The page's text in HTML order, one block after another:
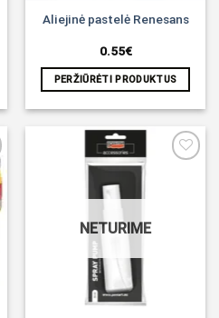
Aliejinė pastelė Renesans
0.55€
PERŽIŪRĖTI PRODUKTUS
NETURIME